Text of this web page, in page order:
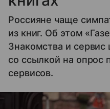
Россияне чаще
из книг. Об этом
Знакомства и
со ссылкой на опрос
сервисов.